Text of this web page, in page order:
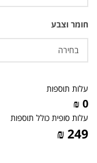
חומר וצבע
עלות תוספות
0 ₪
עלות סופית כולל תוספות
249 ₪